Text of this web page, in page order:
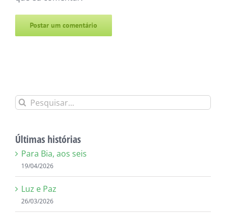
Buscar
Últimas histórias
Para Bia, aos seis
19/04/2026
Luz e Paz
26/03/2026